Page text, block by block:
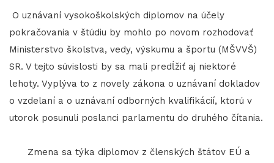
O uznávaní vysokoškolských diplomov na účely
pokračovania v štúdiu by mohlo po novom rozhodovať
Ministerstvo školstva, vedy, výskumu a športu (MŠVVŠ)
SR. V tejto súvislosti by sa mali predĺžiť aj niektoré
lehoty. Vyplýva to z novely zákona o uznávaní dokladov
o vzdelaní a o uznávaní odborných kvalifikácií, ktorú v
utorok posunuli poslanci parlamentu do druhého čítania.
Zmena sa týka diplomov z členských štátov EÚ a